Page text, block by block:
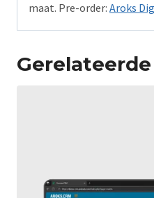
maat. Pre-order: Aroks